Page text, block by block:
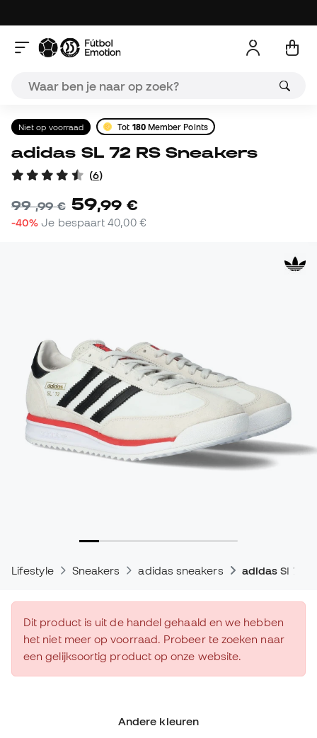
Niet op voorraad Tot 180Member Points
adidas SL 72 RS Sneakers
(6)
99,99 € 59,99 €
-40% Je bespaart40,00 €
Lifestyle Sneakers adidas sneakers adidas Sl 72
Dit product is uit de handel gehaald en we hebben
het niet meer op voorraad. Probeer te zoeken naar
een gelijksoortig product op onze website.
Andere kleuren